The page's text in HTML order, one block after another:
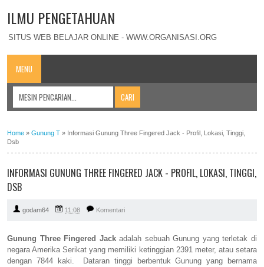
ILMU PENGETAHUAN
SITUS WEB BELAJAR ONLINE - WWW.ORGANISASI.ORG
MENU
Home » Gunung T » Informasi Gunung Three Fingered Jack - Profil, Lokasi, Tinggi,
Dsb
INFORMASI GUNUNG THREE FINGERED JACK - PROFIL, LOKASI, TINGGI,
DSB
godam64 11:08 Komentari
Gunung Three Fingered Jackadalah sebuah Gunung yang terletak di
negara Amerika Serikat yang memiliki ketinggian 2391 meter, atau setara
dengan 7844 kaki. Dataran tinggi berbentuk Gunung yang bernama